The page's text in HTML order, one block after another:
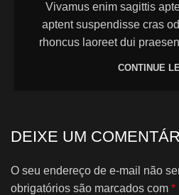
Vivamus enim sagittis
aptent suspendisse cras
rhoncus laoreet dui
CONTINUE
DEIXE UM
O seu endereço de e-mail não
obrigatórios são marcados com *